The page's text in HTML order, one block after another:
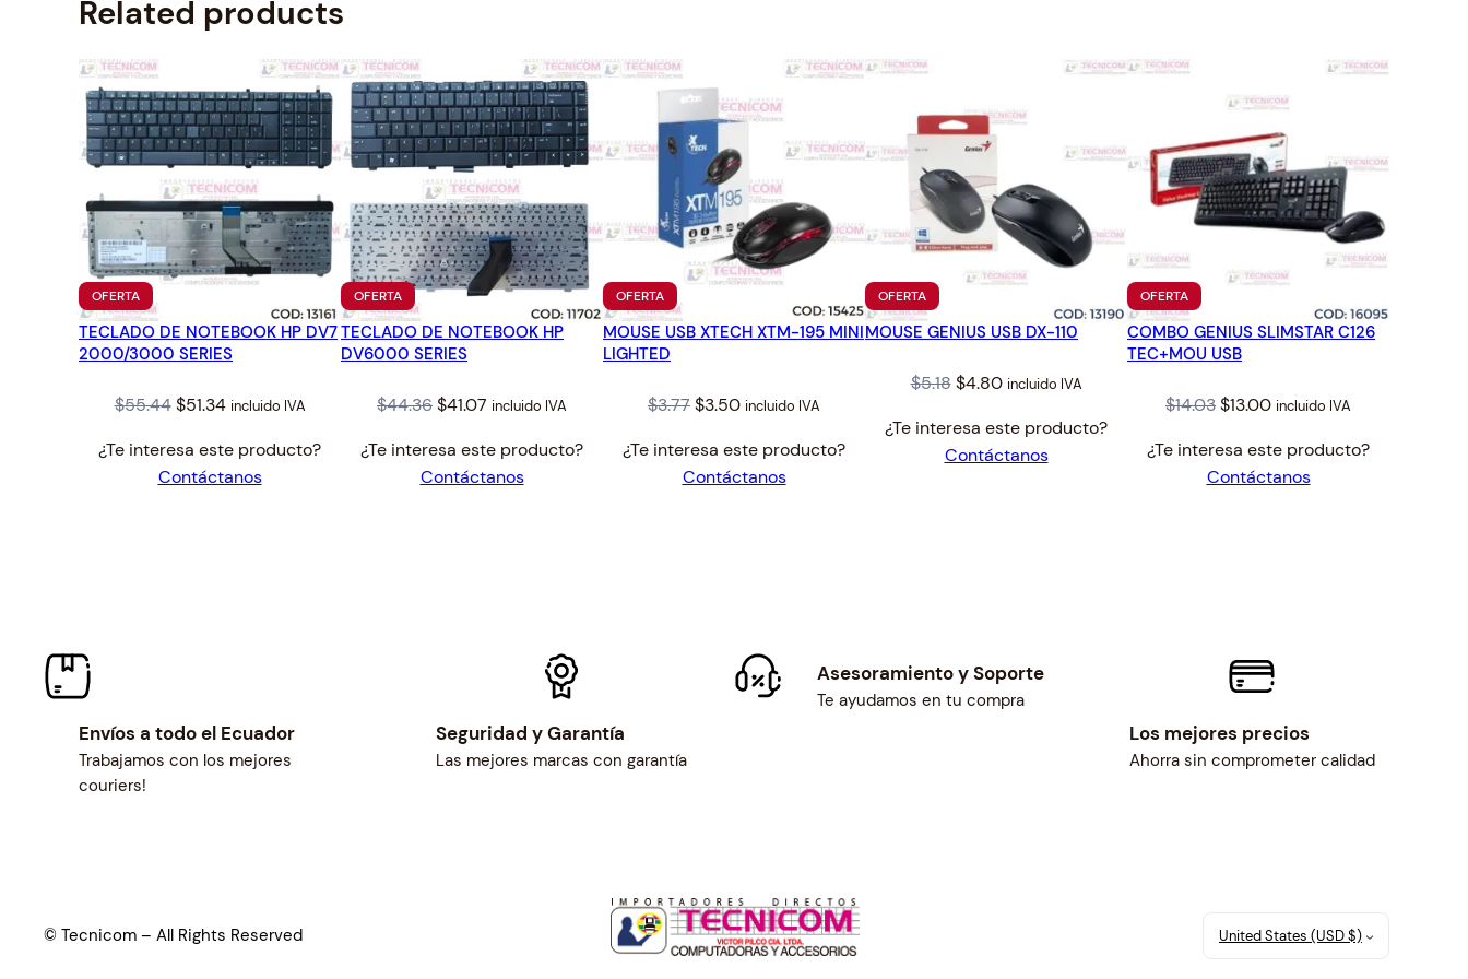
Related products
OFERTAPRODUCTO
EN
OFERTA
TECLADO DE NOTEBOOK HP DV7
2000/3000 SERIES
$55.44 Original
was:
$55.44.
$51.34Current
is:
$51.34.
incluido IVA
¿Te interesa este producto?
Contáctanos
OFERTAPRODUCTO
EN
OFERTA
TECLADO DE NOTEBOOK HP
DV6000 SERIES
$44.36Original
was:
$44.36.
$41.07 Current
is:
$41.07.
incluido IVA
¿Te interesa este producto?
Contáctanos
OFERTAPRODUCTO
EN
OFERTA
MOUSE USB XTECH XTM-195 MINI
LIGHTED
$3.77Original
was:
$3.77.
$3.50Current
is:
$3.50.
incluido IVA
¿Te interesa este producto?
Contáctanos
OFERTAPRODUCTO
EN
OFERTA
MOUSE GENIUS USB DX-110
$5.18 Original
was:
$5.18.
$4.80Current
is:
$4.80.
incluido IVA
¿Te interesa este producto?
Contáctanos
OFERTAPRODUCTO
EN
OFERTA
COMBO GENIUS SLIMSTAR C126
TEC+MOU USB
$14.03Original
was:
$14.03.
$13.00Current
is:
$13.00.
incluido IVA
¿Te interesa este producto?
Contáctanos
Envíos a todo el Ecuador
Trabajamos con los mejores
couriers!
Seguridad y Garantía
Las mejores marcas con garantía
Asesoramiento y Soporte
Te ayudamos en tu compra
Los mejores precios
Ahorra sin comprometer calidad
© Tecnicom – All Rights Reserved United States (USD $)